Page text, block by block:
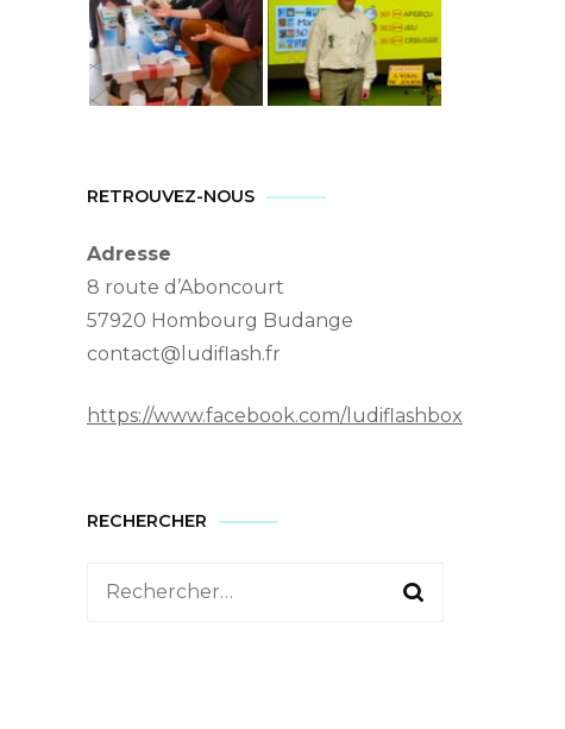
RETROUVEZ-NOUS
Adresse
8 route d’Aboncourt
57920 Hombourg Budange
contact@ludiflash.fr
https://www.facebook.com/ludiflashbox
RECHERCHER
Rechercher :